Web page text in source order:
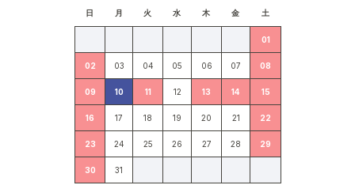
日 月 火 水 木 金 土
01
02 03 04 05 06 07 08
09 10 11 12 13 14 15
16 17 18 19 20 21 22
23 24 25 26 27 28 29
30 31